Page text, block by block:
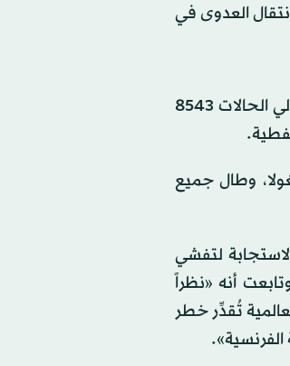
شخصاً، محذَّرة من أن خطر انتقال العدوى في
وتشهد الدولة الأفريقية الغنية بالموارد الطبيعية تفشياً كبيراً للكوليرا منذ يناير (كانون الثاني)، مع بلوغ إجمالي الحالات 8543
بسرعة إلى 16 من أصل 21 مقاطعة في أنغولا، وطال جميع
لتفشي
أنه «نظراً
تُقدِّر خطر